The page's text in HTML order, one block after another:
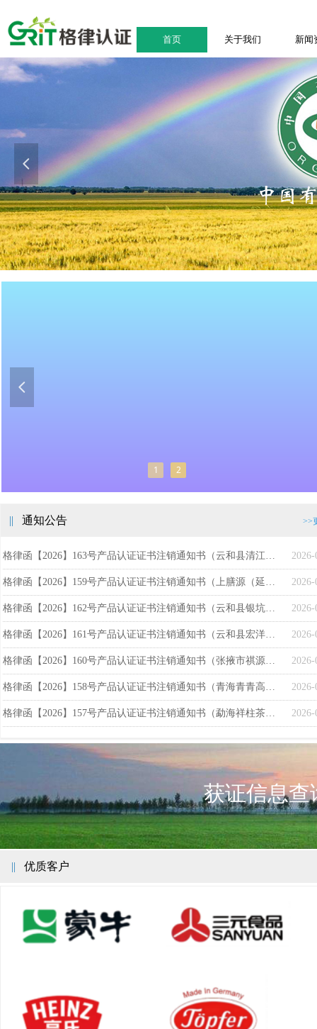
首页 关于我们
关于我们
新闻
新闻
넳
1 2
넳
|| 通知公告 >>
2026-
格律函【2026】163号产品认证证书注销通知书（云和县清江生态龟鳖养殖专业合作社）
2026-
格律函【2026】159号产品认证证书注销通知书（上膳源（延安）生态农业发展有限公司）
2026-
格律函【2026】162号产品认证证书注销通知书（云和县银坑坳家庭农场）
2026-
格律函【2026】161号产品认证证书注销通知书（云和县宏洋家庭农场）
2026-
格律函【2026】160号产品认证证书注销通知书（张掖市祺源达农牧有限责任公司）
2026-
格律函【2026】158号产品认证证书注销通知书（青海青青高原农牧科技有限公司）
2026-
格律函【2026】157号产品认证证书注销通知书（勐海祥柱茶业有限公司）
获证信息查
|| 优质客户